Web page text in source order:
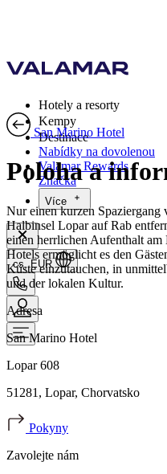
Hotely a resorty
Kempy
Destinace
Nabídky na dovolenou
Valamar Rewards
Značka
Více
cs, EUR
San Marino Hotel
Poloha a
Nur einen kurzen Spaziergang
Halbinsel Lopar auf Rab
einen herrlichen Aufenthalt am
Hotels ermöglicht es den
Küste einzutauchen, in
und der lokalen Kultur.
Adresa
San Marino Hotel
Lopar 608
51281, Lopar, Chorvatsko
Pokyny
Zavolejte nám